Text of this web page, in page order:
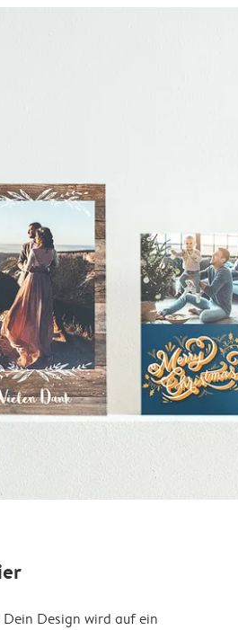
Design wird auf ein